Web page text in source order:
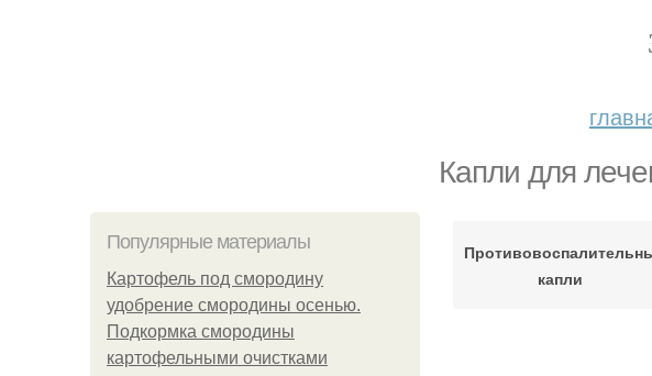
Капли для
Популярные материалы
Картофель под смородину
удобрение смородины осенью.
Подкормка смородины
картофельными очистками
капли